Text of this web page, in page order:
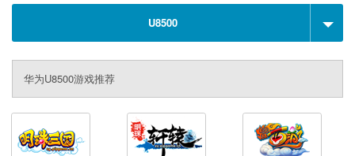
U8500
华为U8500游戏推荐